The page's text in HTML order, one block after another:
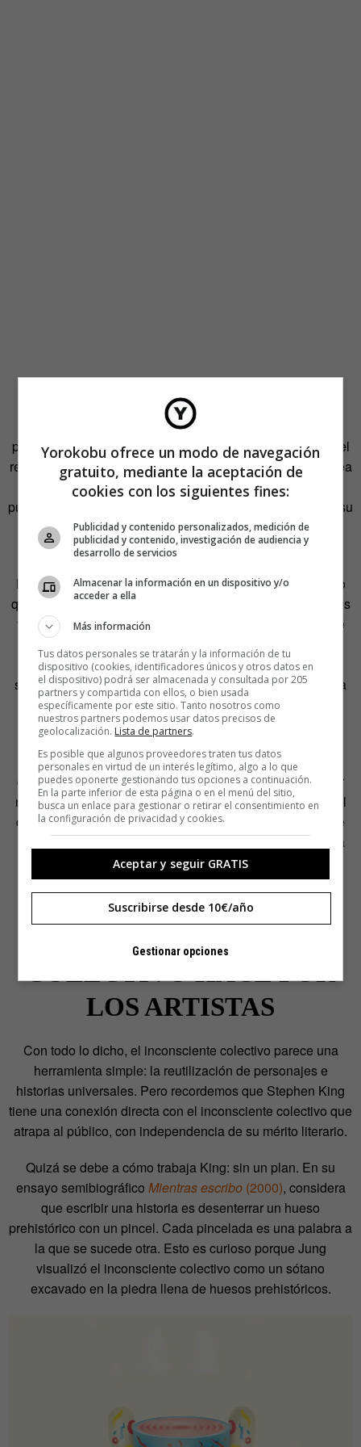
inconsciente colectivo. Es un deseo común. El público
quiere que los personajes, tras pasar por numerosas
penalidades, sean felices o consigan la calma, obtengan el
reconocimiento anhelado o logren su propósito, aunque sea
tras la muerte. (La muerte de un personaje no molesta al
público cuando antes, o por esta misma muerte, consigue su
objetivo: el protagonista deGladiatorobtiene venganza;
Thelma y Louise, la libertad).
Los artistas que están contra los finales felices arguyendo
que son un invento de Hollywood se equivocan. Los finales
felices forman parte del inconsciente colectivo. Vienen de
épocas donde el hambre, la guerra y la enfermedad
aniquilaban poblaciones enteras; cuando la religión y los
sueños eran los únicos consuelos, y la comida y la bebida
eran considerados como los mayores placeres.
Hoy en Occidente vivimos sin la incertidumbre de que la
peste o el hambre acaben con nosotros y nuestros seres
queridos. Ni siquiera la posibilidad de una guerra nuclear
nos espanta. Pero cada persona lucha por su bienestar, el
de su familia y el de los amigos. El gran público no quiere
recibir una enseñanza moral: no huye de la vida real para
encontrarse con la vida en la ficción.
LO QUE EL
INCONSCIENTE
COLECTIVO HACE POR
LOS ARTISTAS
Con todo lo dicho, el inconsciente colectivo parece una
herramienta simple: la reutilización de personajes e
historias universales. Pero recordemos que Stephen King
tiene una conexión directa con el inconsciente colectivo que
atrapa al público, con independencia de su mérito literario.
Quizá se debe a cómo trabaja King: sin un plan. En su
ensayo semibiográfico Mientras escribo (2000), considera
que escribir una historia es desenterrar un hueso
prehistórico con un pincel. Cada pincelada es una palabra a
la que se sucede otra. Esto es curioso porque Jung
visualizó el inconsciente colectivo como un sótano
excavado en la piedra llena de huesos prehistóricos.
Yorokobu ofrece un modo de navegación
gratuito, mediante la aceptación de
cookies con los siguientes fines:
Publicidad y contenido personalizados, medición de
publicidad y contenido, investigación de audiencia y
desarrollo de servicios
Almacenar la información en un dispositivo y/o
acceder a ella
Más información
Tus datos personales se tratarán y la información de tu
dispositivo (cookies, identificadores únicos y otros datos en
el dispositivo) podrá ser almacenada y consultada por 205
partners y compartida con ellos, o bien usada
específicamente por este sitio. Tanto nosotros como
nuestros partners podemos usar datos precisos de
geolocalización. Lista de partners.
Es posible que algunos proveedores traten tus datos
personales en virtud de un interés legítimo, algo a lo que
puedes oponerte gestionando tus opciones a continuación.
En la parte inferior de esta página o en el menú del sitio,
busca un enlace para gestionar o retirar el consentimiento en
la configuración de privacidad y cookies.
Aceptar y seguir GRATIS
Suscribirse desde 10€/año
Gestionar opciones